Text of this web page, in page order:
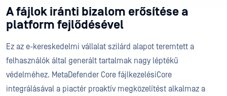
A fájlok iránti bizalom erősítése a
platform fejlődésével
Ez az e-kereskedelmi vállalat szilárd alapot teremtett a
felhasználók által generált tartalmak nagy léptékű
védelméhez. MetaDefender Core fájlkezelésiCore
integrálásával a piactér proaktív megközelítést alkalmaz a